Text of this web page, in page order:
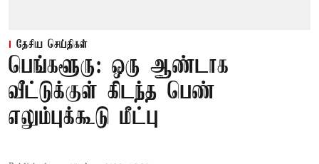
தேசிய செய்திகள்
பெங்களூரு: ஒரு ஆண்டாக
வீட்டுக்குள் கிடந்த பெண்
எலும்புக்கூடு மீட்பு